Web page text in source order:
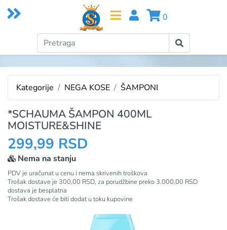
0
Kategorije NEGA KOSE ŠAMPONI
*SCHAUMA ŠAMPON 400ML
MOISTURE&SHINE
299,99 RSD
Nema na stanju
PDV je uračunat u cenu i nema skrivenih troškova
Trošak dostave je 300,00 RSD, za porudžbine preko 3.000,00 RSD
dostava je besplatna
Trošak dostave će biti dodat u toku kupovine